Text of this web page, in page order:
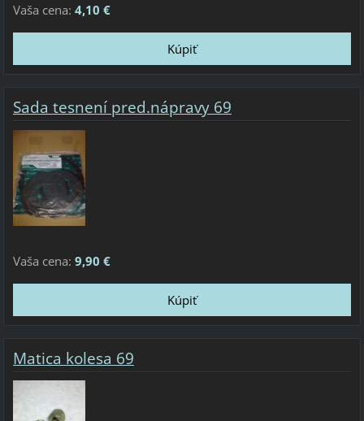
Vaša cena: 4,10 €
Sada tesnení pred.nápravy 69
Vaša cena: 9,90 €
Matica kolesa 69